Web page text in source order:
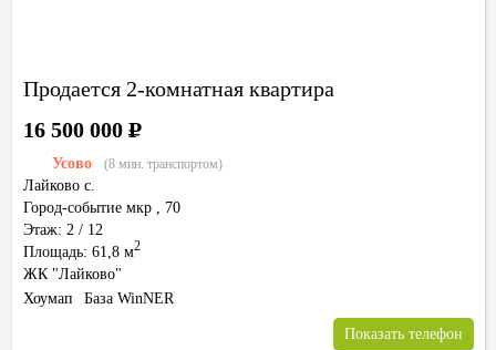
Продается 2-комнатная квартира
Усово (8 мин. транспортом)
Лайково с.
Город-событие мкр , 70
Этаж: 2 / 12
Площадь: 61,8 м2
ЖК "Лайково"
16 500 000Р
Хоумап База WinNER
Показать телефон